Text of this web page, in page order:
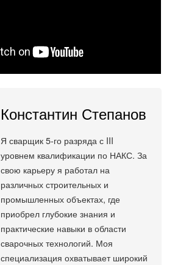
Константин Степанов
Я сварщик 5-го разряда с III
уровнем квалификации по НАКС. За
свою карьеру я работал на
различных строительных и
промышленных объектах, где
приобрел глубокие знания и
практические навыки в области
сварочных технологий. Моя
специализация охватывает широкий